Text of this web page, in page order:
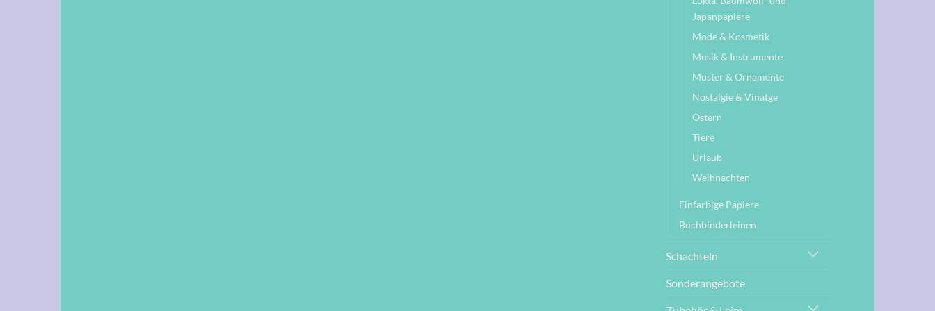
Japanpapiere
Mode & Kosmetik
Musik & Instrumente
Muster & Ornamente
Nostalgie & Vinatge
Ostern
Tiere
Urlaub
Weihnachten
Einfarbige Papiere
Buchbinderleinen
Schachteln
Sonderangebote